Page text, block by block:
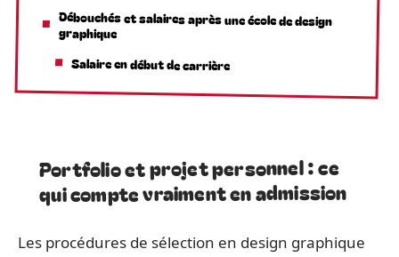
Débouchés et salaires après une école de design
graphique
Salaire en début de carrière
Portfolio et projet personnel : ce
qui compte vraiment en admission
Les procédures de sélection en design graphique